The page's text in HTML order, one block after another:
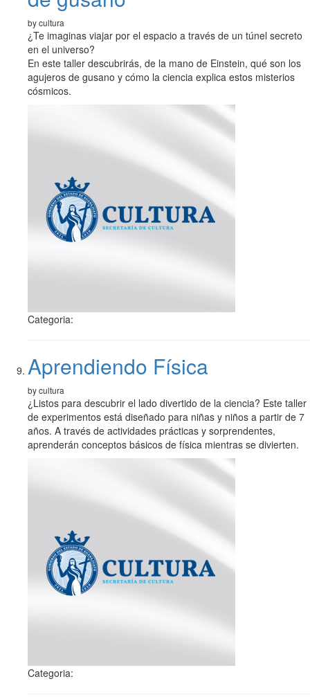
by cultura
¿Te imaginas viajar por el espacio a través de un túnel secreto
en el universo?
En este taller descubrirás, de la mano de Einstein, qué son los
agujeros de gusano y cómo la ciencia explica estos misterios
cósmicos.
Categoria:
Aprendiendo Física
by cultura
¿Listos para descubrir el lado divertido de la ciencia? Este taller
de experimentos está diseñado para niñas y niños a partir de 7
años. A través de actividades prácticas y sorprendentes,
aprenderán conceptos básicos de física mientras se divierten.
Categoria: